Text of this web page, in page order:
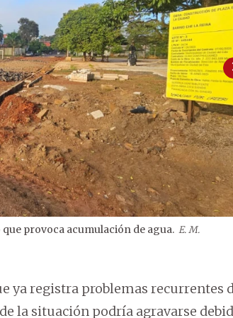
provoca acumulación de agua. E. M.
ya registra problemas recurrentes
la situación podría agravarse